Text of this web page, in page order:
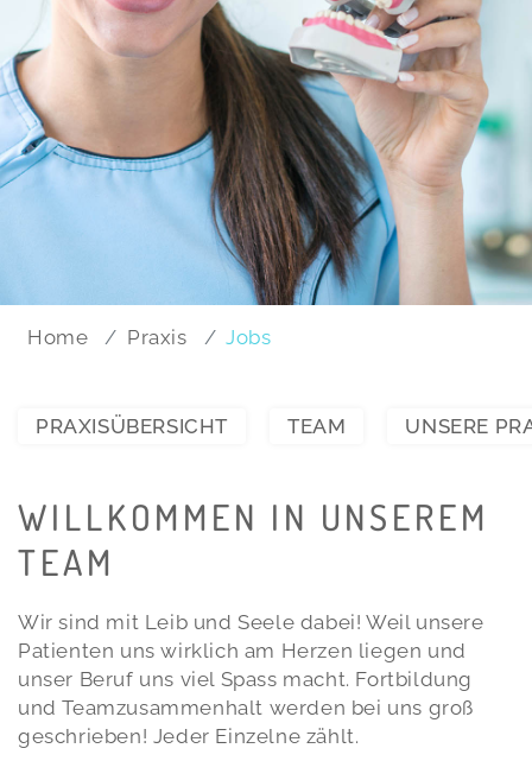
Home Praxis Jobs
PRAXISÜBERSICHT TEAM UNSERE
WILLKOMMEN IN UNSEREM
TEAM
Wir sind mit Leib und Seele dabei! Weil unsere
Patienten uns wirklich am Herzen liegen und
unser Beruf uns viel Spass macht. Fortbildung
und Teamzusammenhalt werden bei uns groß
geschrieben! Jeder Einzelne zählt.